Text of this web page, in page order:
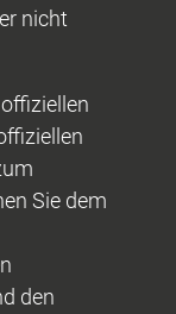
nicht
Sie dem
den